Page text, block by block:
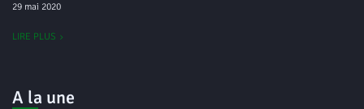
29 mai 2020
LIRE PLUS
A la une